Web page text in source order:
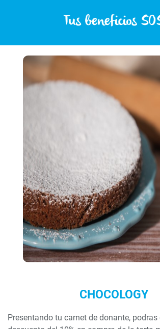
CHOCOLOGY
Presentando tu carnet de donante, podras